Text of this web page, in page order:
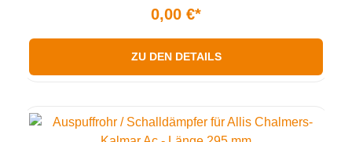
0,00 €*
ZU DEN DETAILS